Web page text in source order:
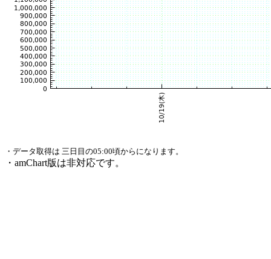
・データ取得は 三日目の05:00頃からになります。
・amChart版は非対応です。